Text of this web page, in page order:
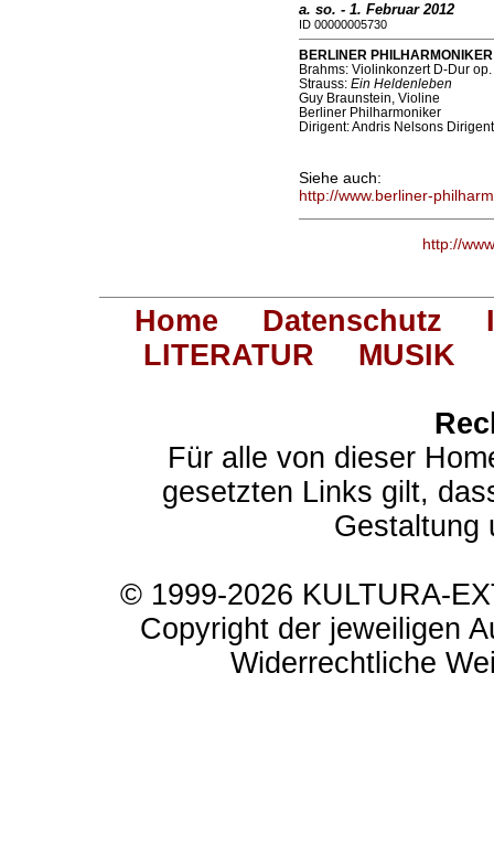
a. so. - 1. Februar 2012
ID 00000005730
BERLINER
Brahms: Violinkonzert D-Dur op.
Strauss: Ein Heldenleben
Guy Braunstein, Violine
Berliner Philharmoniker
Dirigent: Andris Nelsons Dirigent
Siehe auch:
http://www.berliner-
http://
Home Datenschutz
LITERATUR
MUSIK
Für alle von dieser
gesetzten Links gilt,
Gestaltung
© 1999-2026 KULTURA-
Copyright der jeweiligen
Widerrechtliche